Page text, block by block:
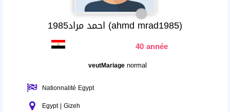
احمد مراد1985 (ahmd mrad1985)
40 année
veutMariagenormal
Nationnalité Egypt
Egypt | Gizeh